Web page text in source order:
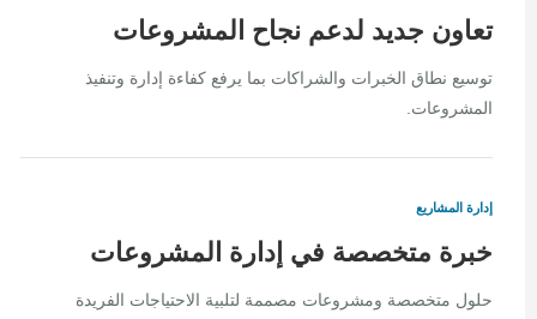
تعاون جديد لدعم نجاح المشروعات
توسيع نطاق الخبرات والشراكات بما يرفع كفاءة إدارة وتنفيذ
المشروعات.
إدارة المشاريع
خبرة متخصصة في إدارة المشروعات
حلول متخصصة ومشروعات مصممة لتلبية الاحتياجات الفريدة